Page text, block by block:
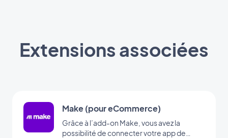
Extensions associées
Make (pour eCommerce)
Grâce à l’add-on Make, vous avez la
possibilité de connecter votre app de